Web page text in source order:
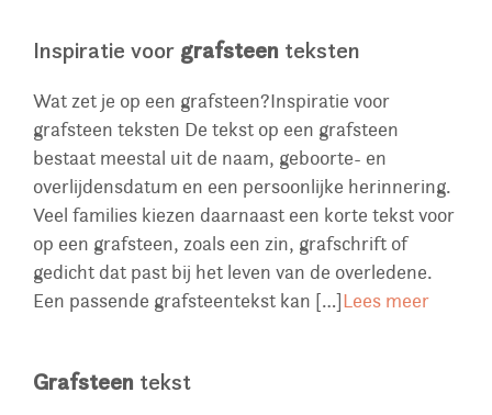
Inspiratie voor grafsteen teksten
Wat zet je op een grafsteen?Inspiratie voor
grafsteen teksten De tekst op een grafsteen
bestaat meestal uit de naam, geboorte- en
overlijdensdatum en een persoonlijke herinnering.
Veel families kiezen daarnaast een korte tekst voor
op een grafsteen, zoals een zin, grafschrift of
gedicht dat past bij het leven van de overledene.
Een passende grafsteentekst kan […]Lees meer
Grafsteen tekst